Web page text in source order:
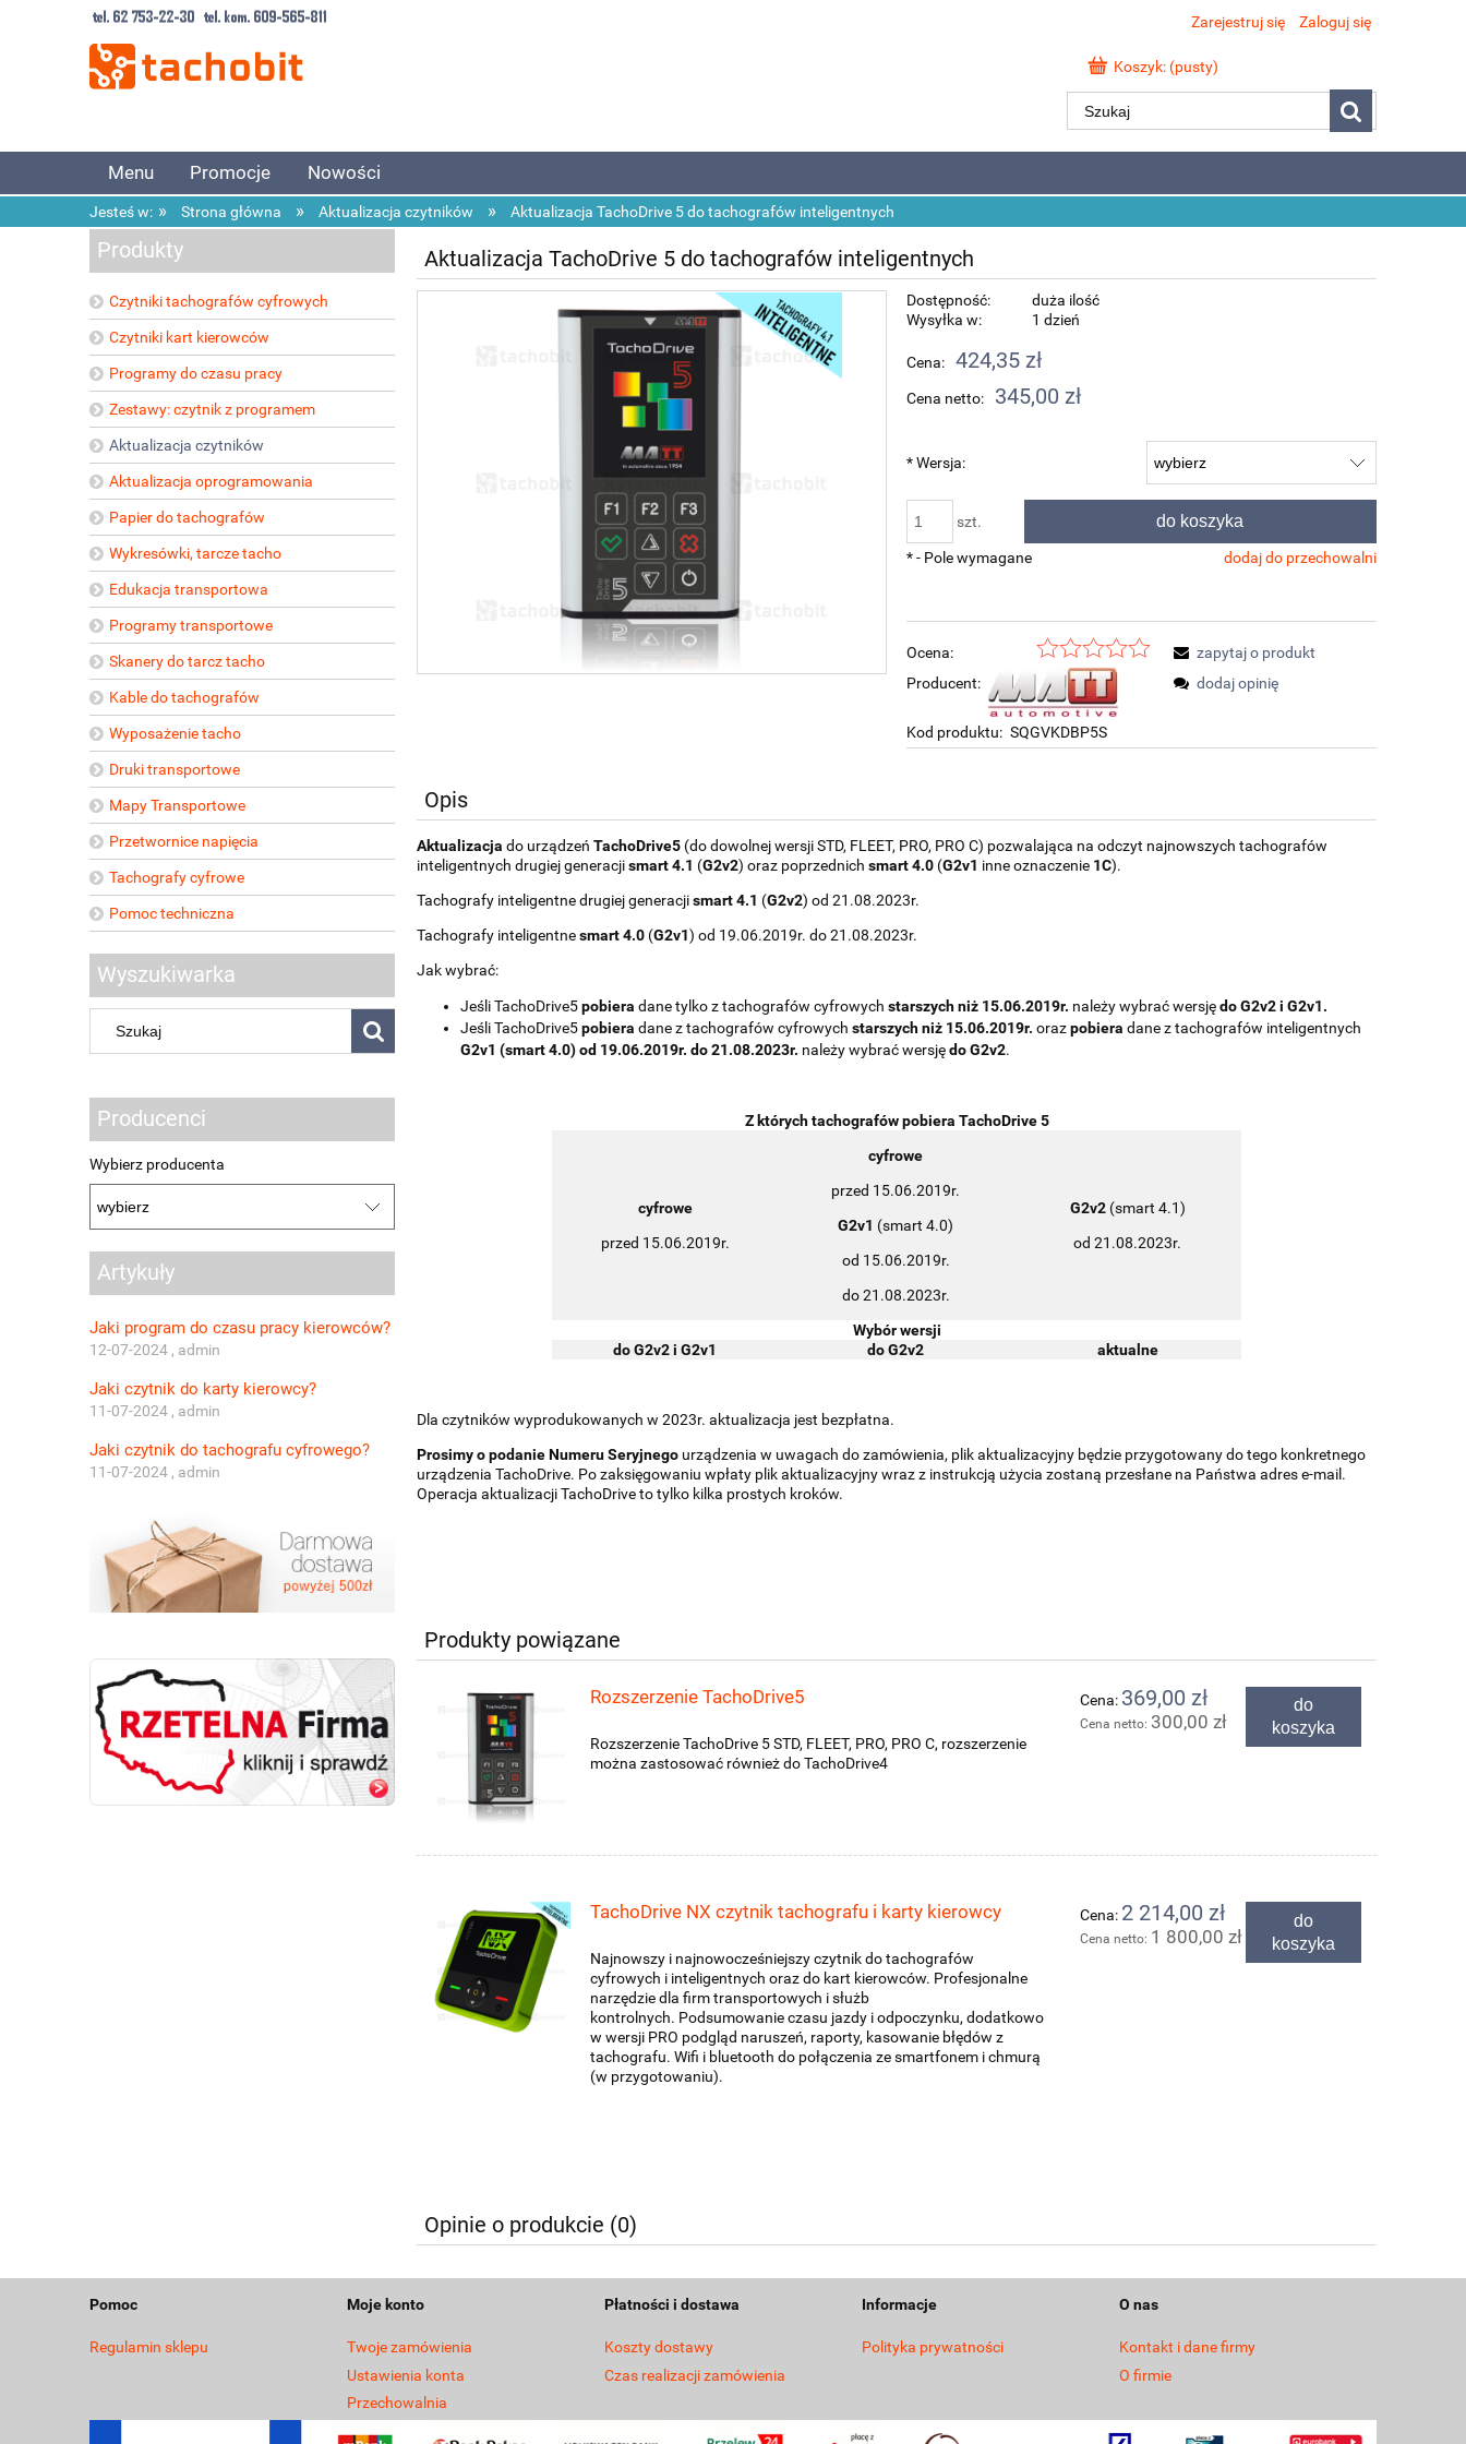
Zarejestruj się Zaloguj się
Koszyk: (pusty)
Menu Promocje Nowości
Jesteś w: » Strona główna » Aktualizacja czytników » Aktualizacja TachoDrive 5 do tachografów inteligentnych
Produkty
Czytniki tachografów cyfrowych
Czytniki kart kierowców
Programy do czasu pracy
Zestawy: czytnik z programem
Aktualizacja czytników
Aktualizacja oprogramowania
Papier do tachografów
Wykresówki, tarcze tacho
Edukacja transportowa
Programy transportowe
Skanery do tarcz tacho
Kable do tachografów
Wyposażenie tacho
Druki transportowe
Mapy Transportowe
Przetwornice napięcia
Tachografy cyfrowe
Pomoc techniczna
Wyszukiwarka
Producenci
Wybierz producenta
Artykuły
Jaki program do czasu pracy kierowców?
12-07-2024 , admin
Jaki czytnik do karty kierowcy?
11-07-2024 , admin
Jaki czytnik do tachografu cyfrowego?
11-07-2024 , admin
Aktualizacja TachoDrive 5 do tachografów inteligentnych
Dostępność:
duża ilość
Wysyłka w:
1 dzień
Cena: 424,35 zł
Cena netto: 345,00 zł
*Wersja:
szt. do koszyka
dodaj do przechowalni
*- Pole wymagane
Ocena:
Producent:
Kod produktu: SQGVKDBP5S
zapytaj o produkt
dodaj opinię
Opis
Aktualizacja do urządzeń TachoDrive5 (do dowolnej wersji STD, FLEET, PRO, PRO C) pozwalająca na odczyt najnowszych tachografów
inteligentnych drugiej generacjismart 4.1 (G2v2) oraz poprzednich smart 4.0 (G2v1 inne oznaczenie 1C).
Tachografy inteligentne drugiej generacjismart 4.1 (G2v2) od 21.08.2023r.
Tachografy inteligentnesmart 4.0 (G2v1) od 19.06.2019r. do 21.08.2023r.
Jak wybrać:
Jeśli TachoDrive5pobiera dane tylko z tachografów cyfrowych starszych niż 15.06.2019r. należy wybrać wersjędo G2v2 i G2v1.
Jeśli TachoDrive5pobiera dane z tachografów cyfrowych starszych niż 15.06.2019r. orazpobiera dane z tachografów inteligentnych
G2v1 (smart 4.0)od 19.06.2019r. do 21.08.2023r. należy wybrać wersjędo G2v2.
Z których tachografów pobiera TachoDrive 5
cyfrowe
przed 15.06.2019r.
cyfrowe
przed 15.06.2019r.
G2v1 (smart 4.0)
od 15.06.2019r.
do 21.08.2023r.
G2v2 (smart 4.1)
od 21.08.2023r.
Wybór wersji
do G2v2 i G2v1
do G2v2 aktualne
Dla czytników wyprodukowanych w 2023r. aktualizacja jest bezpłatna.
Prosimy o podanie Numeru Seryjnego urządzenia w uwagach do zamówienia, plik aktualizacyjny będzie przygotowany do tego konkretnego
urządzenia TachoDrive. Po zaksięgowaniu wpłaty plik aktualizacyjny wraz z instrukcją użycia zostaną przesłane na Państwa adres e-mail.
Operacja aktualizacji TachoDrive to tylko kilka prostych kroków.
Produkty powiązane
Rozszerzenie TachoDrive5
Rozszerzenie TachoDrive 5 STD, FLEET, PRO, PRO C, rozszerzenie
można zastosować również do TachoDrive4
Cena: 369,00 zł
Cena netto: 300,00 zł
do
koszyka
TachoDrive NX czytnik tachografu i karty kierowcy
Najnowszy i najnowocześniejszy czytnik do tachografów
cyfrowych i inteligentnych oraz do kart kierowców. Profesjonalne
narzędzie dla firm transportowych i służb
kontrolnych. Podsumowanie czasu jazdy i odpoczynku, dodatkowo
w wersji PRO podgląd naruszeń, raporty, kasowanie błędów z
tachografu. Wifi i bluetooth do połączenia ze smartfonem i chmurą
(w przygotowaniu).
Cena: 2 214,00 zł
Cena netto: 1 800,00 zł
do
koszyka
Opinie o produkcie (0)
Pomoc
Regulamin sklepu
Moje konto
Twoje zamówienia
Ustawienia konta
Przechowalnia
Płatności i dostawa
Koszty dostawy
Czas realizacji zamówienia
Informacje
Polityka prywatności
O nas
Kontakt i dane firmy
O firmie